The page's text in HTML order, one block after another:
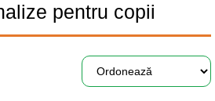
pentru copii